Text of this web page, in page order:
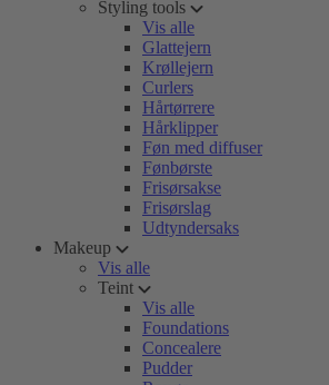
Styling tools
Vis alle
Glattejern
Krøllejern
Curlers
Hårtørrere
Hårklipper
Føn med diffuser
Fønbørste
Frisørsakse
Frisørslag
Udtyndersaks
Makeup
Vis alle
Teint
Vis alle
Foundations
Concealere
Pudder